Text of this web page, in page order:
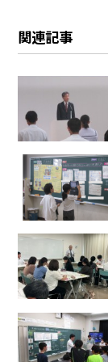
関連記事